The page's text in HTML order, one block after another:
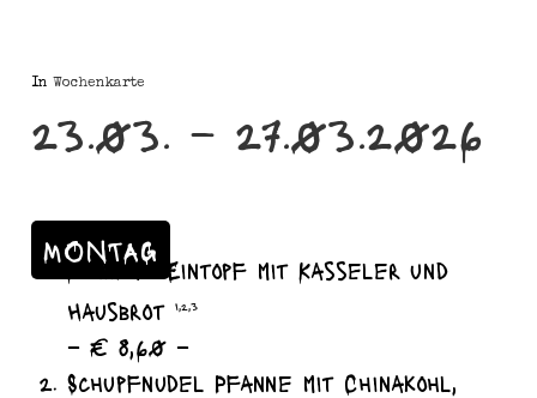
In Wochenkarte
23.03. – 27.03.2026
MONTAG
Kohlrabi Eintopf mit Kasseler und
Hausbrot
I,2,3
– € 8,60 –
Schupfnudel Pfanne mit Chinakohl,